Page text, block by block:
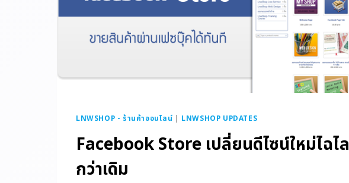
LNWSHOP - ร้านค้าออนไลน์ | LNWSHOP UPDATES
Facebook Store เปลี่ยนดีไซน์ใหม่ไฉไล
กว่าเดิม